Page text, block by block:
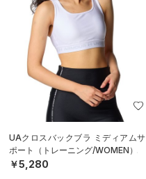
UAクロスバックブラ ミディアムサ
ポート（トレーニング/WOMEN）
￥5,280